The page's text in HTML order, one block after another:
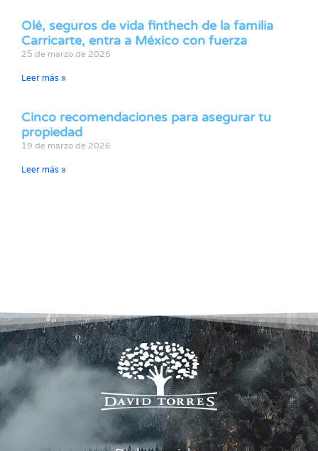
Olé, seguros de vida finthech de la familia
Carricarte, entra a México con fuerza
25 de marzo de 2026
Leer más »
Cinco recomendaciones para asegurar tu
propiedad
19 de marzo de 2026
Leer más »